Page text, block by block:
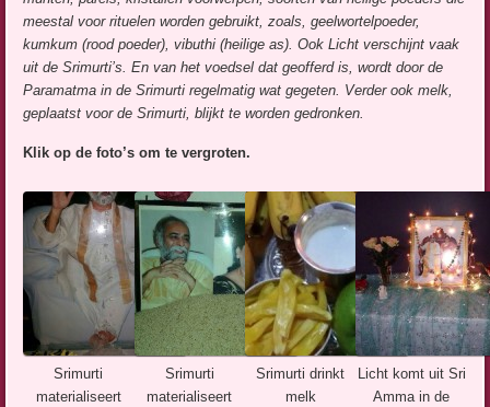
meestal voor rituelen worden gebruikt, zoals, geelwortelpoeder,
kumkum (rood poeder), vibuthi (heilige as). Ook Licht verschijnt vaak
uit de Srimurti’s. En van het voedsel dat geofferd is, wordt door de
Paramatma in de Srimurti regelmatig wat gegeten. Verder ook melk,
geplaatst voor de Srimurti, blijkt te worden gedronken.
Klik op de foto’s om te vergroten.
Srimurti
materialiseert
Srimurti
materialiseert
Srimurti drinkt
melk
Licht komt uit Sri
Amma in de